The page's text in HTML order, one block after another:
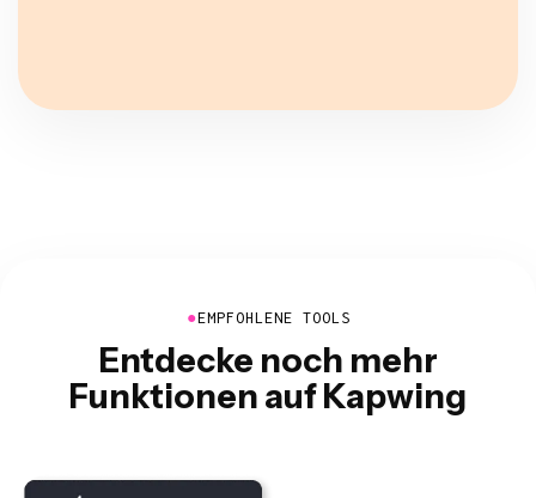
●EMPFOHLENE TOOLS
Entdecke noch mehr
Funktionen auf Kapwing